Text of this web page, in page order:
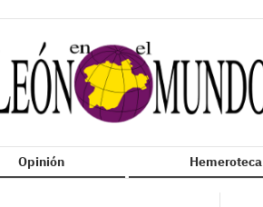
Opinión Hemeroteca